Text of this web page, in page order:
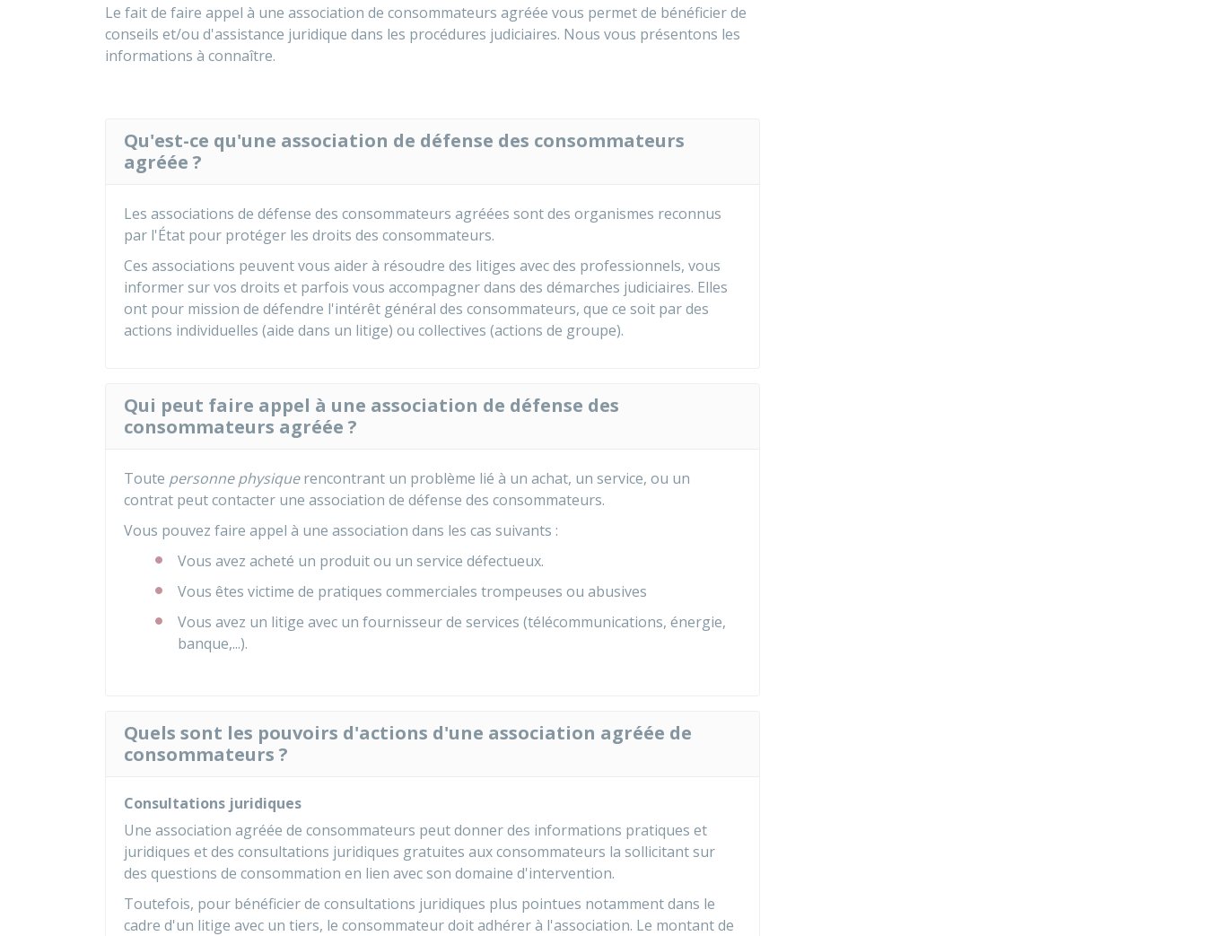
Le fait de faire appel à une association de consommateurs agréée vous permet de bénéficier de
conseils et/ou d'assistance juridique dans les procédures judiciaires. Nous vous présentons les
informations à connaître.
Qu'est-ce qu'une association de défense des consommateurs
agréée ?
Les associations de défense des consommateurs agréées sont des organismes reconnus
par l'État pour protéger les droits des consommateurs.
Ces associations peuvent vous aider à résoudre des litiges avec des professionnels, vous
informer sur vos droits et parfois vous accompagner dans des démarches judiciaires. Elles
ont pour mission de défendre l'intérêt général des consommateurs, que ce soit par des
actions individuelles (aide dans un litige) ou collectives (actions de groupe).
Qui peut faire appel à une association de défense des
consommateurs agréée ?
Toute personne physiquerencontrant un problème lié à un achat, un service, ou un
contrat peut contacter une association de défense des consommateurs.
Vous pouvez faire appel à une association dans les cas suivants :
Vous avez acheté un produit ou un service défectueux.
Vous êtes victime de pratiques commerciales trompeuses ou abusives
Vous avez un litige avec un fournisseur de services (télécommunications, énergie,
banque,...).
Quels sont les pouvoirs d'actions d'une association agréée de
consommateurs ?
Consultations juridiques
Une association agréée de consommateurs peut donner des informations pratiques et
juridiques et des consultations juridiques gratuites aux consommateurs la sollicitant sur
des questions de consommation en lien avec son domaine d'intervention.
Toutefois, pour bénéficier de consultations juridiques plus pointues notamment dans le
cadre d'un litige avec un tiers, le consommateur doit adhérer à l'association. Le montant de